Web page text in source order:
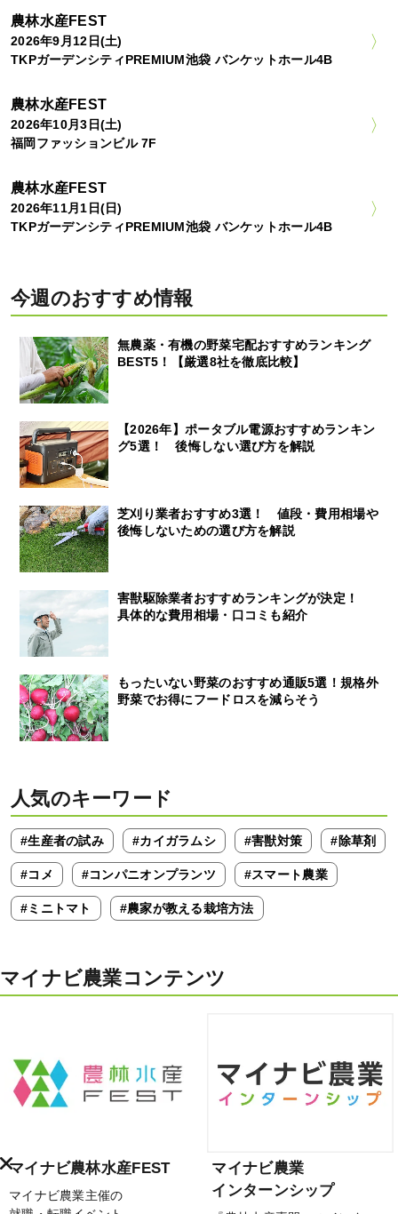
農林水産FEST
2026年9月12日(土)
TKPガーデンシティPREMIUM池袋 バンケットホール4B
農林水産FEST
2026年10月3日(土)
福岡ファッションビル 7F
農林水産FEST
2026年11月1日(日)
TKPガーデンシティPREMIUM池袋 バンケットホール4B
今週のおすすめ情報
無農薬・有機の野菜宅配おすすめランキング
BEST5！【厳選8社を徹底比較】
【2026年】ポータブル電源おすすめランキン
グ5選！ 後悔しない選び方を解説
芝刈り業者おすすめ3選！ 値段・費用相場や
後悔しないための選び方を解説
害獣駆除業者おすすめランキングが決定！
具体的な費用相場・口コミも紹介
もったいない野菜のおすすめ通販5選！規格外
野菜でお得にフードロスを減らそう
人気のキーワード
#生産者の試み #カイガラムシ #害獣対策 #除草剤
#コメ #コンパニオンプランツ #スマート農業
#ミニトマト #農家が教える栽培方法
マイナビ農業コンテンツ
マイナビ農林水産FEST
マイナビ農業主催の
マイナビ農業
インターンシップ